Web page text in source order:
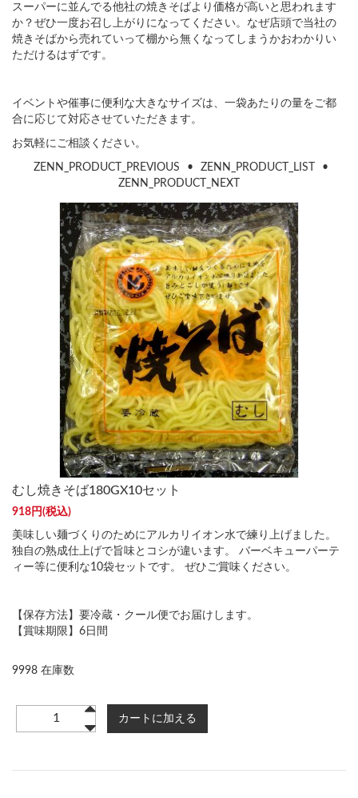
スーパーに並んでる他社の焼きそばより価格が高いと思われます
か？ぜひ一度お召し上がりになってください。なぜ店頭で当社の
焼きそばから売れていって棚から無くなってしまうかおわかりい
ただけるはずです。
イベントや催事に便利な大きなサイズは、一袋あたりの量をご都
合に応じて対応させていただきます。
お気軽にご相談ください。
ZENN_PRODUCT_PREVIOUS • ZENN_PRODUCT_LIST
•
ZENN_PRODUCT_NEXT
むし焼きそば180GX10セット
918円(税込)
美味しい麺づくりのためにアルカリイオン水で練り上げました。
独自の熟成仕上げで旨味とコシが違います。 バーベキューパーテ
ィー等に便利な10袋セットです。 ぜひご賞味ください。
【保存方法】要冷蔵・クール便でお届けします。
【賞味期限】6日間
9998 在庫数